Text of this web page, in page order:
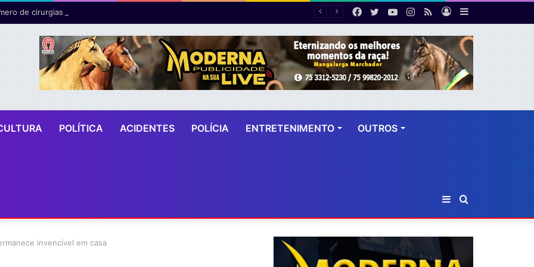
Barra
Lateral
Entrar
RSS
Instagram
YouTube
Twitter
Facebook
POLÍTICA ACIDENTES POLÍCIA ENTRETENIMENTO OUTROS
por
Barra
Lateral
invencível em casa